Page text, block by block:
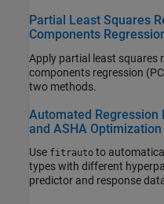
Partial Least Squares
Components
Apply partial least squares
components regression (PCR), and explore the effectiveness of the
two methods.
Automated Regression
and ASHA Optimization
Use fitrauto to
types with different
predictor and response